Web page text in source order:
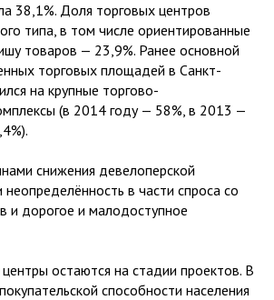
38,1%. Доля торговых центров
типа, в том числе ориентированные
товаров — 23,9%. Ранее основной
торговых площадей в Санкт-
на крупные торгово-
(в 2014 году — 58%, в 2013 —
снижения девелоперской
неопределённость в части спроса со
и дорогое и малодоступное
остаются на стадии проектов. В
способности населения